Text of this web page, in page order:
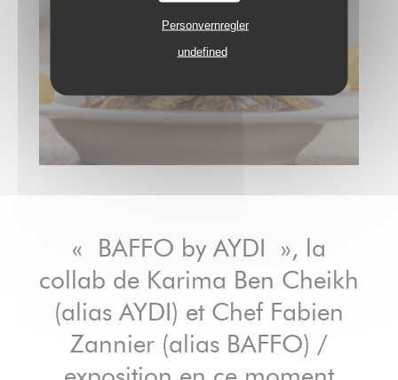
Personvernregler
undefined
« BAFFO by AYDI », la
collab de Karima Ben Cheikh
(alias AYDI) et Chef Fabien
Zannier (alias BAFFO) /